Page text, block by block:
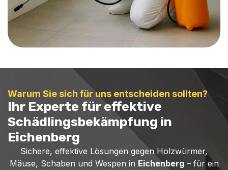
Warum Sie sich für uns entscheiden sollten?
Ihr Experte für effektive
Schädlingsbekämpfung in
Eichenberg
Sichere, effektive Lösungen gegen Holzwürmer,
Mäuse, Schaben und Wespen in Eichenberg– für ein